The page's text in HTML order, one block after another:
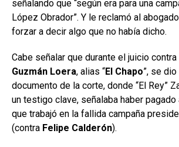
señalando que “según era para una
López Obrador”. Y le reclamó al
forzar a decir algo que no había dicho.
Cabe señalar que durante el juicio contra
Guzmán Loera, alias “El Chapo”, se
documento de la corte, donde “El Rey”
un testigo clave, señalaba haber pagado
que trabajó en la fallida campaña
(contra Felipe Calderón).